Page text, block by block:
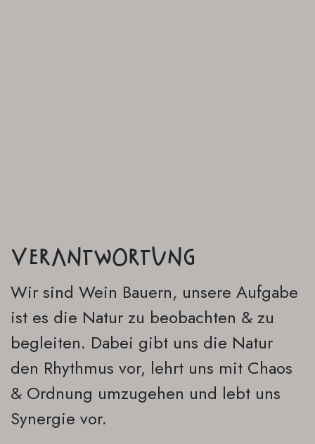
Verantwortung
Wir sind Wein Bauern, unsere Aufgabe
ist es die Natur zu beobachten & zu
begleiten. Dabei gibt uns die Natur
den Rhythmus vor, lehrt uns mit Chaos
& Ordnung umzugehen und lebt uns
Synergie vor.